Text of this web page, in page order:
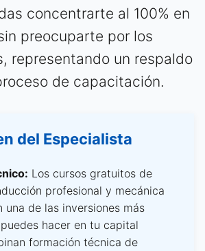
concentrarte al 100% en
preocuparte por los
representando un respaldo
de capacitación.
del Especialista
Los cursos gratuitos de
profesional y mecánica
una de las inversiones más
hacer en tu capital
formación técnica de